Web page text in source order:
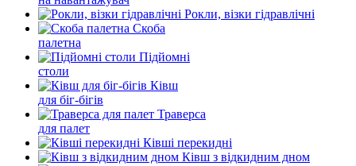
Рокли, візки гідравлічні
Скоба
палетна
Підйомні
столи
Ківш
для біг-бігів
Траверса
для палет
Ківші перекидні
Ківш з відкидним дном